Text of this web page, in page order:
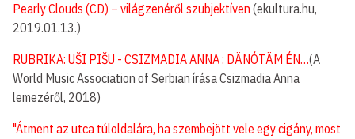
Pearly Clouds (CD) – világzenéről szubjektíven (ekultura.hu,
2019.01.13.)
RUBRIKA: UŠI PIŠU - CSIZMADIA ANNA : DÄNÓTÄM ÉN…(A
World Music Association of Serbian írása Csizmadia Anna
lemezéről, 2018)
"Átment az utca túloldalára, ha szembejött vele egy cigány, most